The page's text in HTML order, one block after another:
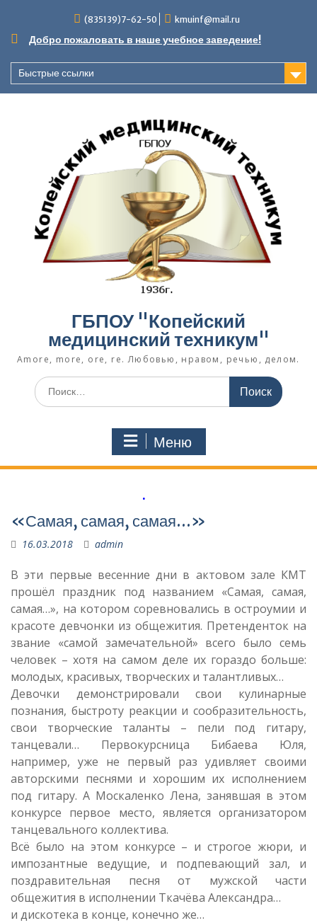
содержимому
(835139)7-62-50 kmuinf@mail.ru
Добро пожаловать в наше учебное заведение!
Быстрые ссылки
ГБПОУ "Копейский
медицинский техникум"
Amore, more, ore, re. Любовью, нравом, речью, делом.
Поиск
по:
Меню
«Самая, самая, самая…»
16.03.2018 admin
В эти первые весенние дни в актовом зале КМТ
прошёл праздник под названием «Самая, самая,
самая…», на котором соревновались в остроумии и
красоте девчонки из общежития. Претенденток на
звание «самой замечательной» всего было семь
человек – хотя на самом деле их гораздо больше:
молодых, красивых, творческих и талантливых…
Девочки демонстрировали свои кулинарные
познания, быстроту реакции и сообразительность,
свои творческие таланты – пели под гитару,
танцевали… Первокурсница Бибаева Юля,
например, уже не первый раз удивляет своими
авторскими песнями и хорошим их исполнением
под гитару. А Москаленко Лена, занявшая в этом
конкурсе первое место, является организатором
танцевального коллектива.
Всё было на этом конкурсе – и строгое жюри, и
импозантные ведущие, и подпевающий зал, и
поздравительная песня от мужской части
общежития в исполнении Ткачёва Александра…
и дискотека в конце, конечно же…